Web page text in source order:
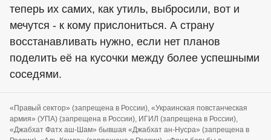
теперь их самих, как утиль, выбросили, вот и
мечутся - к кому прислониться. А страну
восстанавливать нужно, если нет планов
поделить её на кусочки между более успешными
соседями.
«Правый сектор» (запрещена в России), «Украинская повстанческая
армия» (УПА) (запрещена в России), ИГИЛ (запрещена в России),
«Джабхат Фатх аш-Шам» бывшая «Джабхат ан-Нусра» (запрещена в